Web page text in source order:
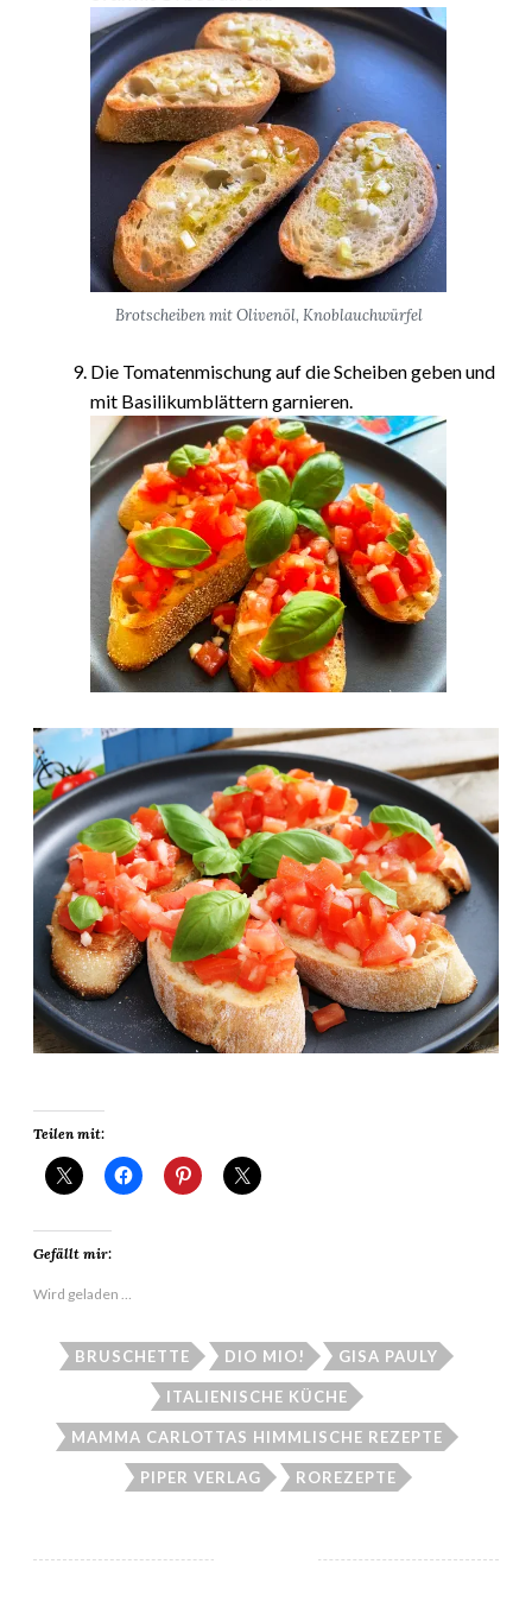
Brotscheiben mit Olivenöl, Knoblauchwürfel
Die Tomatenmischung auf die Scheiben geben und
mit Basilikumblättern garnieren.
Teilen mit:
Gefällt mir:
Wird geladen …
BRUSCHETTE DIO MIO! GISA PAULY
ITALIENISCHE KÜCHE
MAMMA CARLOTTAS HIMMLISCHE REZEPTE
PIPER VERLAG ROREZEPTE